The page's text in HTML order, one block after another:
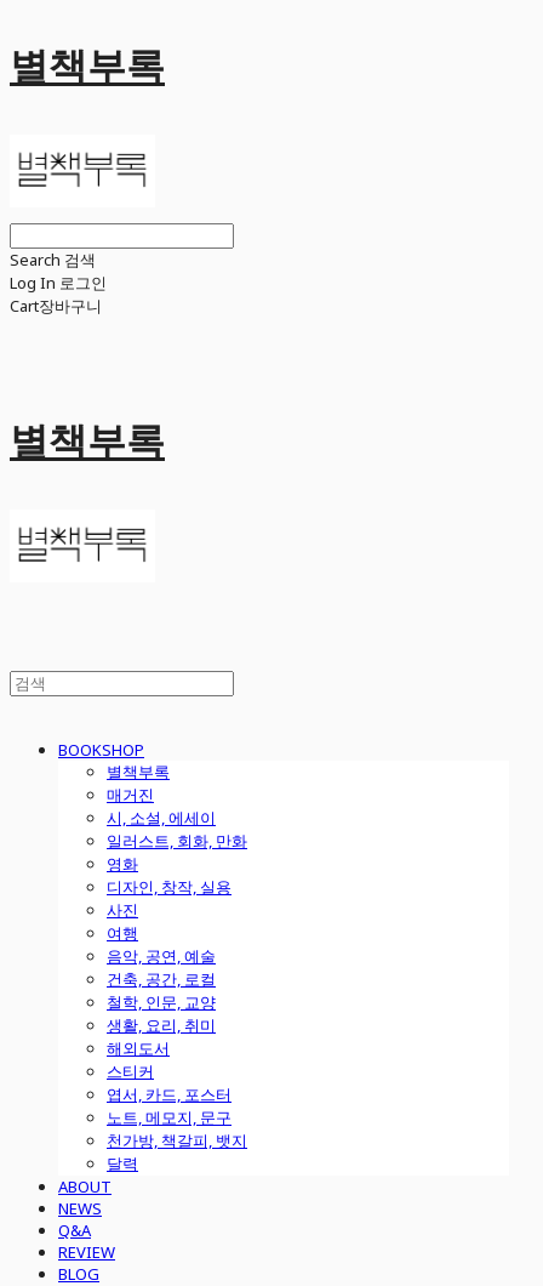
별책부록
Search 검색
Log In 로그인
Cart장바구니
별책부록
BOOKSHOP
별책부록
매거진
시, 소설, 에세이
일러스트, 회화, 만화
영화
디자인, 창작, 실용
사진
여행
음악, 공연, 예술
건축, 공간, 로컬
철학, 인문, 교양
생활, 요리, 취미
해외도서
스티커
엽서, 카드, 포스터
노트, 메모지, 문구
천가방, 책갈피, 뱃지
달력
ABOUT
NEWS
Q&A
REVIEW
BLOG